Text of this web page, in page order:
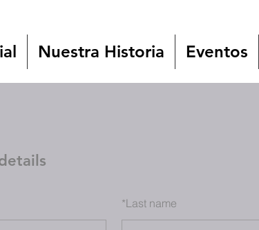
Nuestra Historia Eventos
*Last name